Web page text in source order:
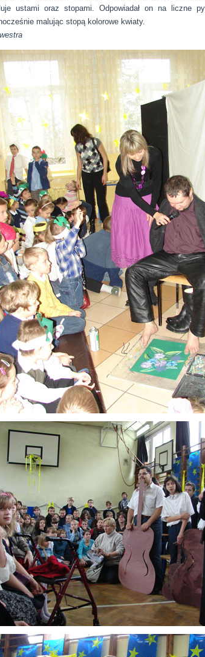
ustami oraz stopami. Odpowiadał on na liczne
malując stopą kolorowe kwiaty.